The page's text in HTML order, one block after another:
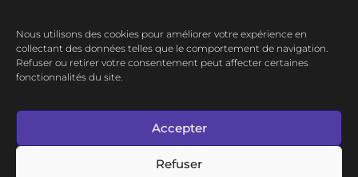
Nous utilisons des cookies pour améliorer votre expérience en
collectant des données telles que le comportement de navigation.
Refuser ou retirer votre consentement peut affecter certaines
fonctionnalités du site.
Accepter
Refuser
•
17 Août 2022
Création du site Internet pour l'AOC Médoc |